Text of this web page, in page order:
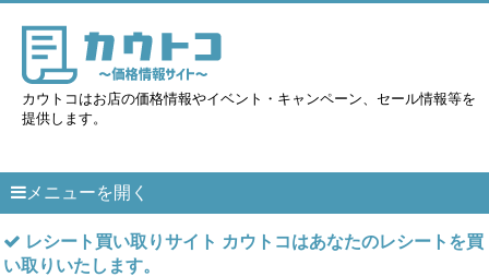
カウトコはお店の価格情報やイベント・キャンペーン、セール情報等を
提供します。
メニューを開く
レシート買い取りサイト カウトコはあなたのレシートを買
い取りいたします。